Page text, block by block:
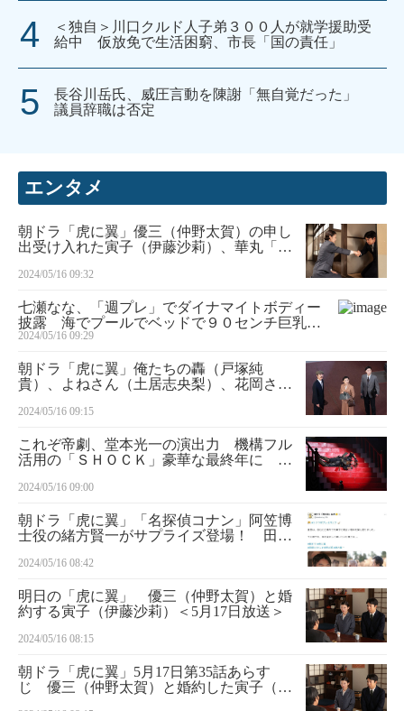
＜独自＞川口クルド人子弟３００人が就学援助受
給中 仮放免で生活困窮、市長「国の責任」
長谷川岳氏、威圧言動を陳謝「無自覚だった」
議員辞職は否定
エンタメ
朝ドラ「虎に翼」優三（仲野太賀）の申し
出受け入れた寅子（伊藤沙莉）、華丸「あ
の日があって、最終的には夫婦を超えてい
2024/05/16 09:32
七瀬なな、「週プレ」でダイナマイトボディー
披露 海でプールでベッドで９０センチ巨乳が
揺れた
2024/05/16 09:29
朝ドラ「虎に翼」俺たちの轟（戸塚純
貴）、よねさん（土居志央梨）、花岡さん
聴者涙「泣かすなよ朝から」
2024/05/16 09:15
これぞ帝劇、堂本光一の演出力 機構フル
活用の「ＳＨＯＣＫ」豪華な最終年に ス
2024/05/16 09:00
朝ドラ「虎に翼」「名探偵コナン」阿笠博
士役の緒方賢一がサプライズ登場！ 田中
「またもやレジェンド」
2024/05/16 08:42
明日の「虎に翼」 優三（仲野太賀）と婚
約する寅子（伊藤沙莉）＜5月17日放送＞
2024/05/16 08:15
朝ドラ「虎に翼」5月17日第35話あらす
じ 優三（仲野太賀）と婚約した寅子（伊